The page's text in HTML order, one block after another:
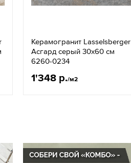
Керамогранит Lasselsberger
Асгард серый 30x60 см
6260-0234
1'348 р./м2